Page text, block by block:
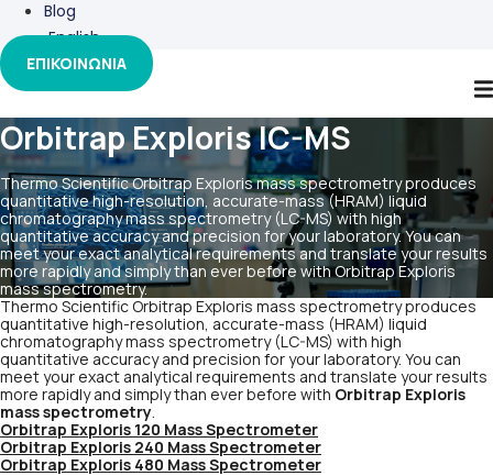
Blog
English
ΕΠΙΚΟΙΝΩΝΙΑ
Orbitrap Exploris IC-MS
Thermo Scientific Orbitrap Exploris mass spectrometry produces
quantitative high-resolution, accurate-mass (HRAM) liquid
chromatography mass spectrometry (LC-MS) with high
quantitative accuracy and precision for your laboratory. You can
meet your exact analytical requirements and translate your results
more rapidly and simply than ever before with Orbitrap Exploris
mass spectrometry.
Thermo Scientific Orbitrap Exploris mass spectrometry produces
quantitative high-resolution, accurate-mass (HRAM) liquid
chromatography mass spectrometry (LC-MS) with high
quantitative accuracy and precision for your laboratory. You can
meet your exact analytical requirements and translate your results
more rapidly and simply than ever before with Orbitrap Exploris
mass spectrometry.
Orbitrap Exploris 120 Mass Spectrometer
Orbitrap Exploris 240 Mass Spectrometer
Orbitrap Exploris 480 Mass Spectrometer